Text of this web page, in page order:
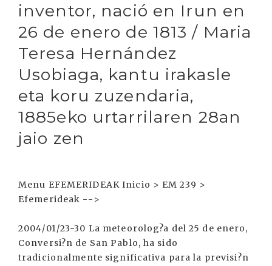
inventor, nació en Irun en
26 de enero de 1813 / Maria
Teresa Hernández
Usobiaga, kantu irakasle
eta koru zuzendaria,
1885eko urtarrilaren 28an
jaio zen
Menu EFEMERIDEAK Inicio > EM 239 >
Efemerideak -->
2004/01/23-30 La meteorolog?a del 25 de enero,
Conversi?n de San Pablo, ha sido
tradicionalmente significativa para la previsi?n